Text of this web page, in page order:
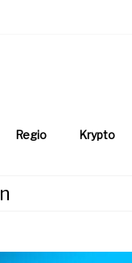
Regio Krypto